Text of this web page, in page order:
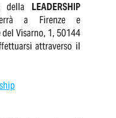
della LEADERSHIP
a Firenze e
del Visarno, 1, 50144
attraverso il